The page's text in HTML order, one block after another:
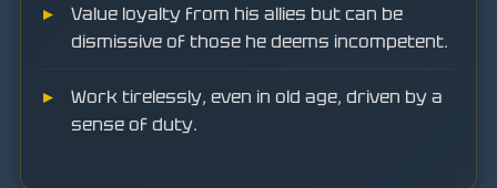
Value loyalty from his allies but can be
dismissive of those he deems incompetent.
Work tirelessly, even in old age, driven by a
sense of duty.